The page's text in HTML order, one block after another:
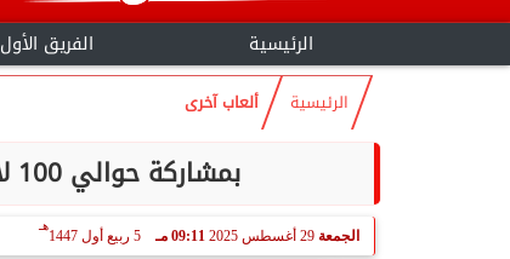
الرئيسية الفريق الأول
الرئيسية ألعاب آخرى
بمشاركة حوالي 100 لاعب ولاعبة من أكبر الاندية العربية والالمانية
الجمعة 29 أغسطس 2025 09:11 مـ 5 ربيع أول 1447
هـ